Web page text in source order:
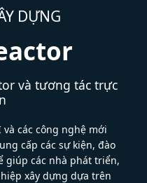
DỰNG
và tương tác trực
các công nghệ mới
cấp các sự kiện, đào
giúp các nhà phát triển,
xây dựng dựa trên